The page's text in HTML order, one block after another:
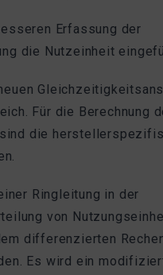
Erfassung der
die Nutzeinheit
Für die Berechnung
die
Ringleitung in der
von
differenzierten
Es wird ein